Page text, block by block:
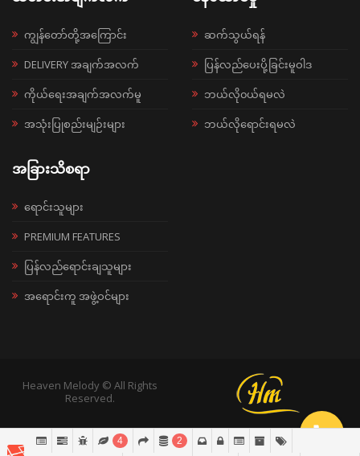
ကျွန်တော်တို့အကြောင်း
DELIVERY အချက်အလက်
ကိုယ်ရေးအချက်အလက်မူ
အသုံးပြုစည်းမျဉ်းများ
ဆက်သွယ်ရန်
ပြန်လည်ပေးပို့ခြင်းမူဝါဒ
ဘယ်လို၀ယ်ရမလဲ
ဘယ်လိုရောင်းရမလဲ
အခြားသိစရာ
ရောင်းသူများ
PREMIUM FEATURES
ပြန်လည်ရောင်းချသူများ
အရောင်းကူ အဖွဲ့ဝင်များ
Heaven Melody © All Rights
Reserved.
4 2